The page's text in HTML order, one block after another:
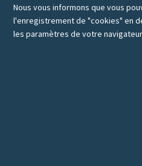
Nous vous informons que vous
l'enregistrement de "cookies" en
les paramètres de votre